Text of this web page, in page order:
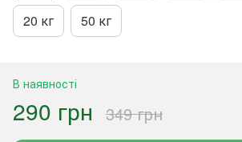
20 кг 50 кг
В наявності
290 грн 349 грн